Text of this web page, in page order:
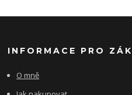
INFORMACE PRO
O mně